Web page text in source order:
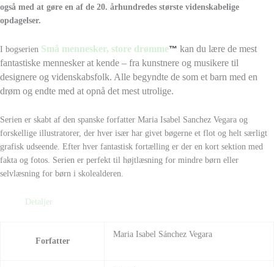
også med at gøre en af de 20. århundredes største videnskabelige
opdagelser.
I bogserien Små mennesker, store drømme™ kan du lære de mest
fantastiske mennesker at kende – fra kunstnere og musikere til
designere og videnskabsfolk. Alle begyndte de som et barn med en
drøm og endte med at opnå det mest utrolige.
Serien er skabt af den spanske forfatter Maria Isabel Sanchez Vegara og
forskellige illustratorer, der hver især har givet bøgerne et flot og helt særligt
grafisk udseende. Efter hver fantastisk fortælling er der en kort sektion med
fakta og fotos. Serien er perfekt til højtlæsning for mindre børn eller
selvlæsning for børn i skolealderen.
Detaljer
Forfatter
Maria Isabel Sánchez Vegara